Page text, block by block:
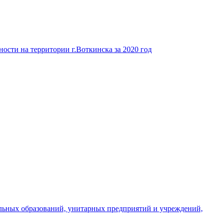
на территории г.Воткинска за 2020 год
образований, унитарных предприятий и учреждений,